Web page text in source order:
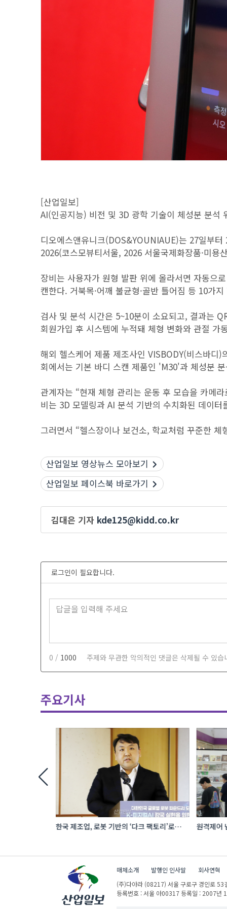
[산업일보]
AI(인공지능) 비전 및 3D 광학 기술이 체성분 분석
디오에스앤유니크(DOS&YOUNIAUE)는 27일부
2026(코스모뷰티서울, 2026 서울국제화장품·미
장비는 사용자가 원형 발판 위에 올라서면 자동으
캔한다. 거북목·어깨 불균형·골반 틀어짐 등 10가
검사 및 분석 시간은 5~10분이 소요되고, 결과는
회원가입 후 시스템에 누적돼 체형 변화와 관절 가
해외 헬스케어 제품 제조사인 VISBODY(비스바디
회에서는 기본 바디 스캔 제품인 'M30'과 체성분
관계자는 “현재 체형 관리는 운동 후 모습을 카메
비는 3D 모델링과 AI 분석 기반의 수치화된 데이
그러면서 “헬스장이나 보건소, 학교처럼 꾸준한
산업일보 영상뉴스 모아보기
산업일보 페이스북 바로가기
김대은 기자 kde125@kidd.co.kr
로그인이 필요합니다.
0 / 1000 주제와 무관한 악의적인 댓글은 삭제될 수 있습
주요기사
한국 제조업, 로봇 기반의 ‘다크 팩토리’로
원격제어
매체소개 발행인 인사말
회사연혁
(주)다아라 (08217) 서울 구로구 경인로 53
등록번호 : 서울 아00317 등록일 : 2007년